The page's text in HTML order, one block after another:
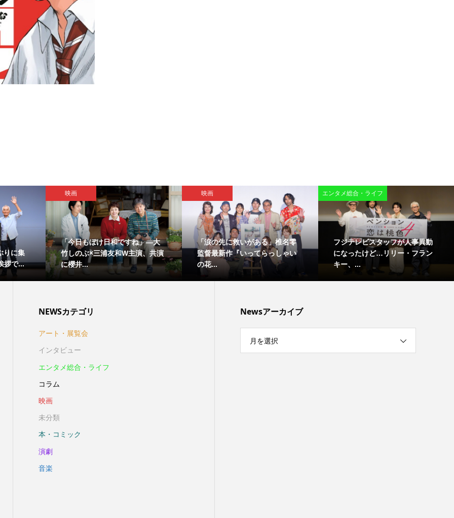
りに集
拶で...
映画
「今日もぼけ日和ですね」―大
竹しのぶ×三浦友和W主演、共演
に櫻井...
映画
「涙の先に救いがある」椎名零
監督最新作『いってらっしゃい
の花...
エンタメ総合・ライフ
フジテレビスタッフが人事異動
になったけど…リリー・フラン
キー、...
NEWSカテゴリ
アート・展覧会
インタビュー
エンタメ総合・ライフ
コラム
映画
未分類
本・コミック
演劇
音楽
Newsアーカイブ
月を選択